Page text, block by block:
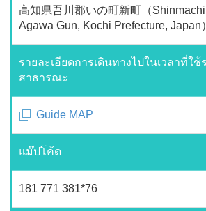
高知県吾川郡いの町新町（
Agawa Gun, Kochi Prefecture, Japan）
รายละเอียดการเดินทางไปในเวลาที่ใ
สาธารณะ
Guide MAP
แม๊ปโค้ด
181 771 381*76